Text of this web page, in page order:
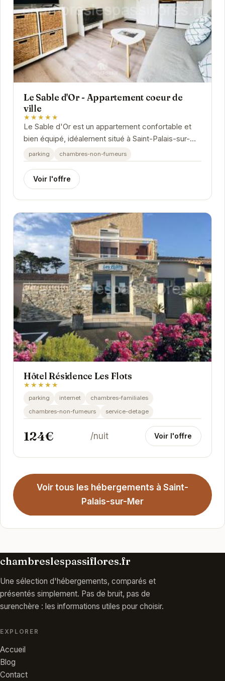
Le Sable d'Or - Appartement coeur de
ville
★★★★★
Le Sable d'Or est un appartement confortable et
bien équipé, idéalement situé à Saint-Palais-sur-
Mer. Proche des plages et des commerces, il...
parking chambres-non-fumeurs
Voir l'offre
Hôtel Résidence Les Flots
★★★★★
parking internet
chambres-familiales
chambres-non-fumeurs
service-detage
124€ /nuit Voir l'offre
Voir tous les hébergements à Saint-
Palais-sur-Mer
chambreslespassiflores.fr
Une sélection d'hébergements, comparés et
présentés simplement. Pas de bruit, pas de
surenchère : les informations utiles pour choisir.
EXPLORER
Accueil
Blog
Contact